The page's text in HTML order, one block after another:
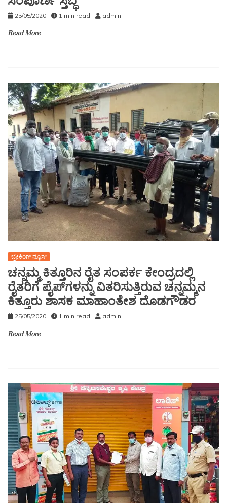
25/05/2020 1 min read admin
Read More
ಬ್ರೇಕಿಂಗ್ ನ್ಯೂಸ್
ಚನ್ನಮ್ಮ ಕಿತ್ತೂರಿನ ರೈತ ಸಂಪರ್ಕ ಕೇಂದ್ರದಲ್ಲಿ
ರೈತರಿಗೆ ಪೈಪ್‌ಗಳನ್ನು ವಿತರಿಸುತ್ತಿರುವ ಚನ್ನಮ್ಮನ
ಕಿತ್ತೂರು ಶಾಸಕ ಮಾಹಾಂತೇಶ ದೊಡಗೌಡರ
25/05/2020 1 min read admin
Read More